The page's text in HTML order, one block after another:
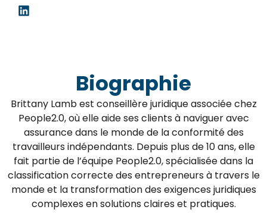
Biographie
Brittany Lamb est conseillère juridique associée chez
People2.0, où elle aide ses clients à naviguer avec
assurance dans le monde de la conformité des
travailleurs indépendants. Depuis plus de 10 ans, elle
fait partie de l’équipe People2.0, spécialisée dans la
classification correcte des entrepreneurs à travers le
monde et la transformation des exigences juridiques
complexes en solutions claires et pratiques.